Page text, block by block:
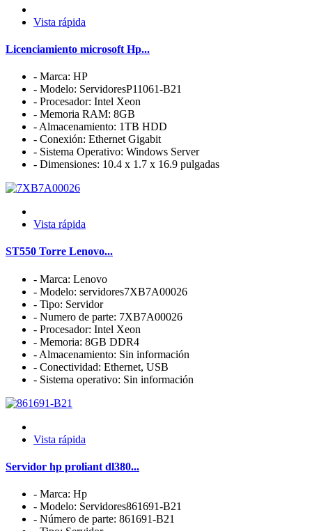
Vista rápida
Licenciamiento microsoft Hp...
- Marca: HP
- Modelo: ServidoresP11061-B21
- Procesador: Intel Xeon
- Memoria RAM: 8GB
- Almacenamiento: 1TB HDD
- Conexión: Ethernet Gigabit
- Sistema Operativo: Windows Server
- Dimensiones: 10.4 x 1.7 x 16.9 pulgadas
Vista rápida
ST550 Torre Lenovo...
- Marca: Lenovo
- Modelo: servidores7XB7A00026
- Tipo: Servidor
- Numero de parte: 7XB7A00026
- Procesador: Intel Xeon
- Memoria: 8GB DDR4
- Almacenamiento: Sin información
- Conectividad: Ethernet, USB
- Sistema operativo: Sin información
Vista rápida
Servidor hp proliant dl380...
- Marca: Hp
- Modelo: Servidores861691-B21
- Número de parte: 861691-B21